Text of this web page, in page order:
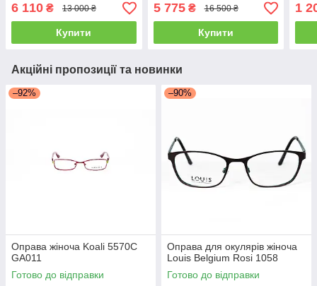
6 110 ₴ 13 000 ₴
Купити
5 775₴ 16 500 ₴
Купити
1
Акційні пропозиції та новинки
–92%
Оправа жіноча Koali 5570С
GA011
Готово до відправки
–90%
Оправа для окулярів жіноча
Louis Belgium Rosi 1058
Готово до відправки